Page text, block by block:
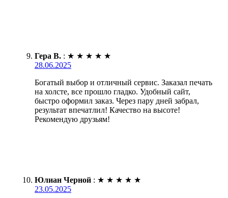
Гера В. : ★ ★ ★ ★ ★
28.06.2025
Богатый выбор и отличный сервис. Заказал печать
на холсте, все прошло гладко. Удобный сайт,
быстро оформил заказ. Через пару дней забрал,
результат впечатлил! Качество на высоте!
Рекомендую друзьям!
Юлиан Черной : ★ ★ ★ ★ ★
23.05.2025